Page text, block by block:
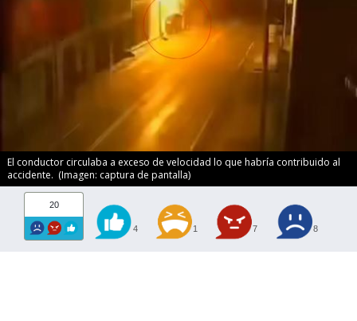
El conductor circulaba a exceso de velocidad lo que habría contribuido al
accidente. (Imagen: captura de pantalla)
20
4 1 7 8